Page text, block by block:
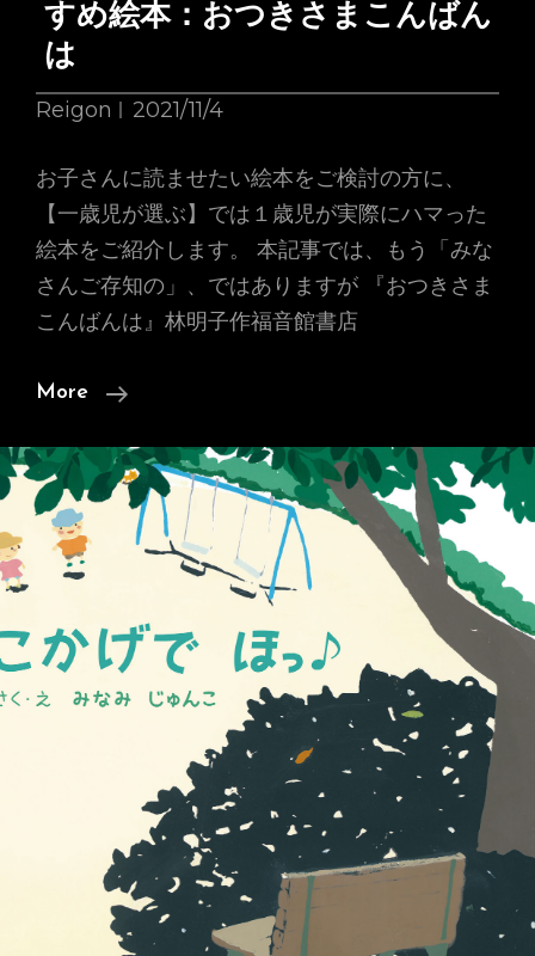
すめ絵本：おつきさまこんばん
は
Reigon 2021/11/4
お子さんに読ませたい絵本をご検討の方に、
【一歳児が選ぶ】では１歳児が実際にハマった
絵本をご紹介します。 本記事では、もう「みな
さんご存知の」、ではありますが 『おつきさま
こんばんは』林明子作福音館書店
More
【１
児
が
選
マ
た
め
絵
本：